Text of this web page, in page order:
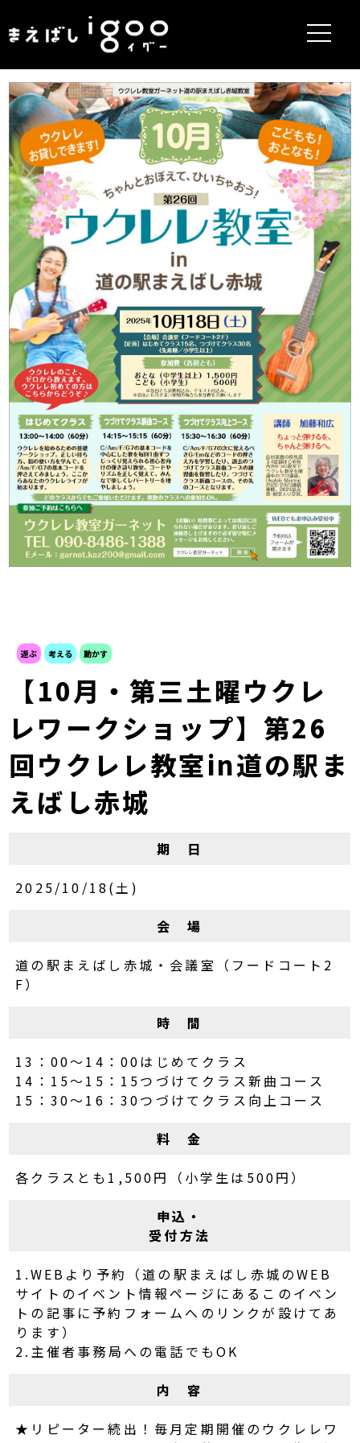
まえばしigoo
遊ぶ 考える 動かす
【10月・第三土曜ウクレ
レワークショップ】第26
回ウクレレ教室in道の駅ま
えばし赤城
期 日
2025/10/18(土)
会 場
道の駅まえばし赤城・会議室（フードコート2
F）
時 間
13：00～14：00はじめてクラス
14：15～15：15つづけてクラス新曲コース
15：30～16：30つづけてクラス向上コース
料 金
各クラスとも1,500円（小学生は500円）
申込・
受付方法
1.WEBより予約（道の駅まえばし赤城のWEB
サイトのイベント情報ページにあるこのイベン
トの記事に予約フォームへのリンクが設けてあ
ります）
2.主催者事務局への電話でもOK
内 容
★リピーター続出！毎月定期開催のウクレレワ